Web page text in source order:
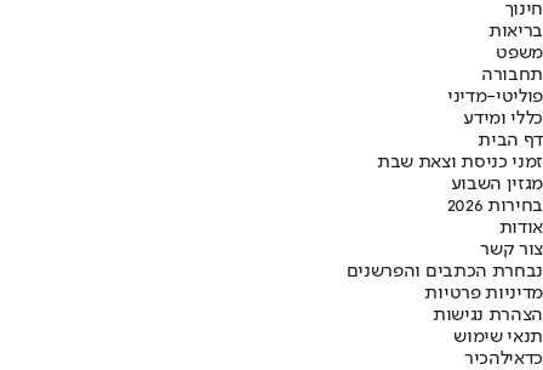
חינוך
בריאות
משפט
תחבורה
פוליטי-מדיני
כללי ומידע
דף הבית
זמני כניסת וצאת שבת
מגזין השבוע
בחירות 2026
אודות
צור קשר
נבחרת הכתבים והפרשנים
מדיניות פרטיות
הצהרת נגישות
תנאי שימוש
כדאילהכיר